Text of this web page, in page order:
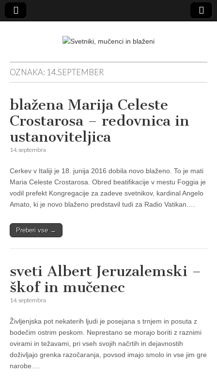
Svetniki,
mučenci in
blaženi
OZNAKA: 14.SEPTEMBER
blažena Marija Celeste
Crostarosa – redovnica in
ustanoviteljica
14. septembra
Cerkev v Italiji je 18. junija 2016 dobila novo blaženo. To je mati
Maria Celeste Crostarosa. Obred beatifikacije v mestu Foggia je
vodil prefekt Kongregacije za zadeve svetnikov, kardinal Angelo
Amato, ki je novo blaženo predstavil tudi za Radio Vatikan.…
Preberi vse →
sveti Albert Jeruzalemski –
škof in mučenec
14. septembra
Življenjska pot nekaterih ljudi je posejana s trnjem in posuta z
bodečim ostrim peskom. Neprestano se morajo boriti z raznimi
ovirami in težavami, pri vseh svojih načrtih in dejavnostih
doživljajo grenka razočaranja, povsod imajo smolo in vse jim gre
narobe.…